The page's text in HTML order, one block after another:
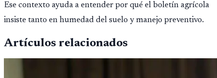
Ese contexto ayuda a entender por qué el boletín agrícola
insiste tanto en humedad del suelo y manejo preventivo.
Artículos relacionados